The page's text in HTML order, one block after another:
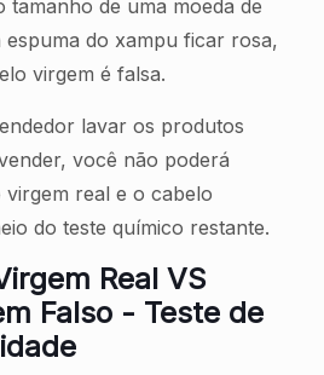
tamanho de uma moeda de
espuma do xampu ficar rosa,
virgem é falsa.
lavar os produtos
você não poderá
real e o cabelo
do teste químico restante.
Real VS
Falso - Teste de